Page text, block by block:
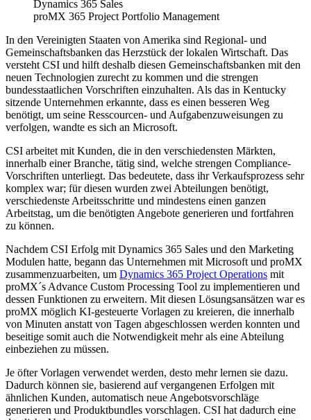
Dynamics 365 Sales
proMX 365 Project Portfolio Management
In den Vereinigten Staaten von Amerika sind Regional- und
Gemeinschaftsbanken das Herzstück der lokalen Wirtschaft. Das
versteht CSI und hilft deshalb diesen Gemeinschaftsbanken mit den
neuen Technologien zurecht zu kommen und die strengen
bundesstaatlichen Vorschriften einzuhalten. Als das in Kentucky
sitzende Unternehmen erkannte, dass es einen besseren Weg
benötigt, um seine Resscourcen- und Aufgabenzuweisungen zu
verfolgen, wandte es sich an Microsoft.
CSI arbeitet mit Kunden, die in den verschiedensten Märkten,
innerhalb einer Branche, tätig sind, welche strengen Compliance-
Vorschriften unterliegt. Das bedeutete, dass ihr Verkaufsprozess sehr
komplex war; für diesen wurden zwei Abteilungen benötigt,
verschiedenste Arbeitsschritte und mindestens einen ganzen
Arbeitstag, um die benötigten Angebote generieren und fortfahren
zu können.
Nachdem CSI Erfolg mit Dynamics 365 Sales und den Marketing
Modulen hatte, begann das Unternehmen mit Microsoft und proMX
zusammenzuarbeiten, um Dynamics 365 Project Operations mit
proMX´s Advance Custom Processing Tool zu implementieren und
dessen Funktionen zu erweitern. Mit diesen Lösungsansätzen war es
proMX möglich KI-gesteuerte Vorlagen zu kreieren, die innerhalb
von Minuten anstatt von Tagen abgeschlossen werden konnten und
beseitige somit auch die Notwendigkeit mehr als eine Abteilung
einbeziehen zu müssen.
Je öfter Vorlagen verwendet werden, desto mehr lernen sie dazu.
Dadurch können sie, basierend auf vergangenen Erfolgen mit
ähnlichen Kunden, automatisch neue Angebotsvorschläge
generieren und Produktbundles vorschlagen. CSI hat dadurch eine